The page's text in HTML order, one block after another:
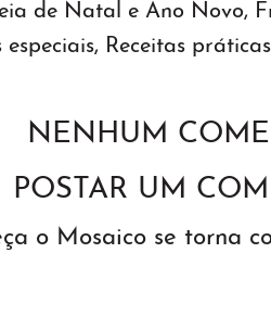
de Natal e Ano Novo,
especiais, Receitas práticas
NENHUM
POSTAR UM
o Mosaico se torna